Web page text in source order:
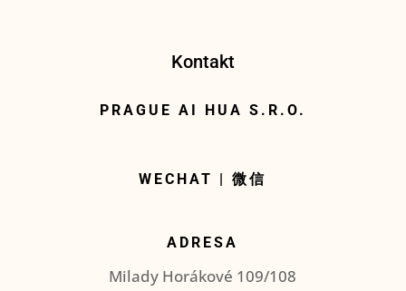
Kontakt
PRAGUE AI HUA S.R.O.
WECHAT |微信
ADRESA
Milady Horákové 109/108